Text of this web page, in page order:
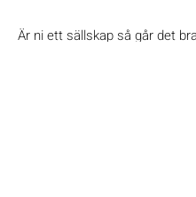
Är ni ett sällskap så går det